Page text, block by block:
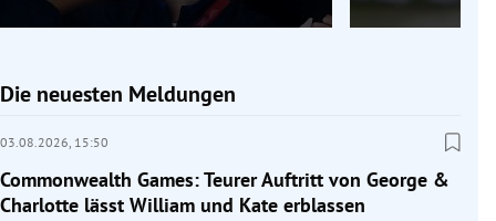
Die neuesten Meldungen
03.08.2026, 15:50
Commonwealth Games: Teurer Auftritt von George &
Charlotte lässt William und Kate erblassen